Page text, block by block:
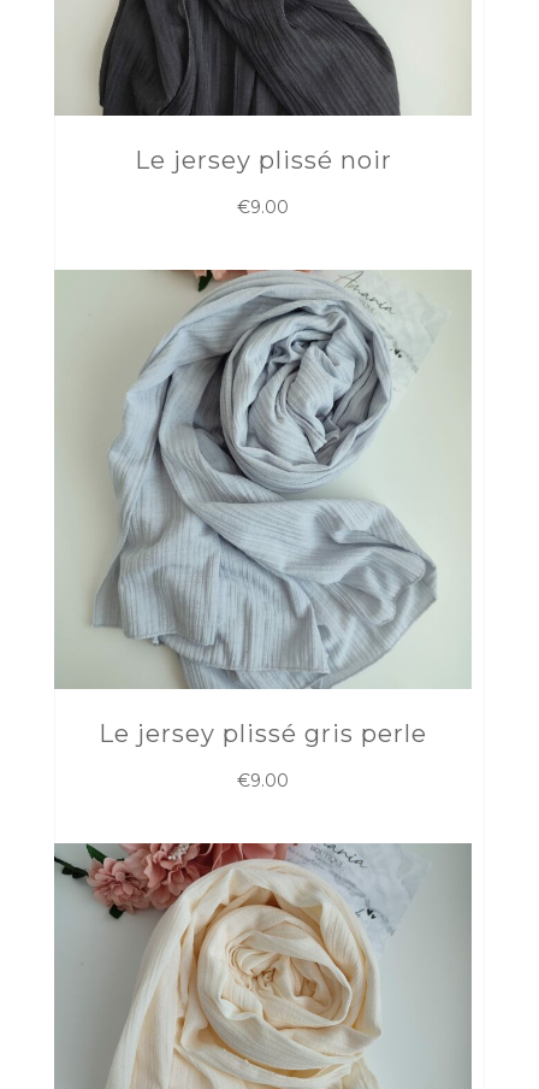
Le jersey plissé noir
€9.00
Le jersey plissé gris perle
€9.00